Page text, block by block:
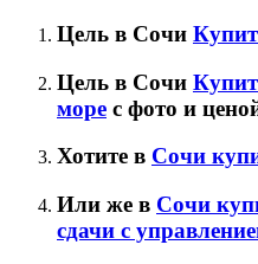
Цель в Сочи
Цель в Сочи
море с фото и
Хотите в Сочи
Или же в Сочи
сдачи с